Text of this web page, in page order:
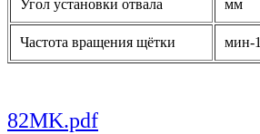
Угол установки отвала мм
Частота вращения щётки мин-1
82MK.pdf